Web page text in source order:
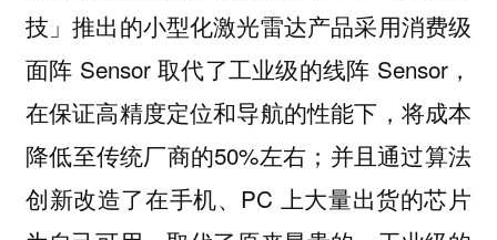
技」推出的小型化激光雷达产品采用消费级
面阵 Sensor 取代了工业级的线阵 Sensor，
在保证高精度定位和导航的性能下，将成本
降低至传统厂商的50%左右；并且通过算法
创新改造了在手机、PC 上大量出货的芯片